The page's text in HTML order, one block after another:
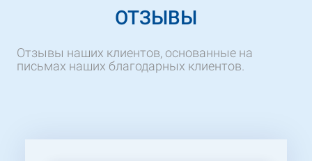
ОТЗЫВЫ
Отзывы наших клиентов, основанные на
письмах наших благодарных клиентов.